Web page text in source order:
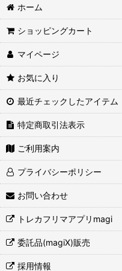
ホーム
ショッピングカート
マイページ
お気に入り
最近チェックしたアイテム
特定商取引法表示
ご利用案内
プライバシーポリシー
お問い合わせ
トレカフリマアプリmagi
委託品(magiX)販売
採用情報